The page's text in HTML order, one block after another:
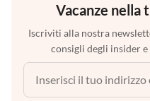
Vacanze nella
Iscriviti alla nostra
consigli degli insider